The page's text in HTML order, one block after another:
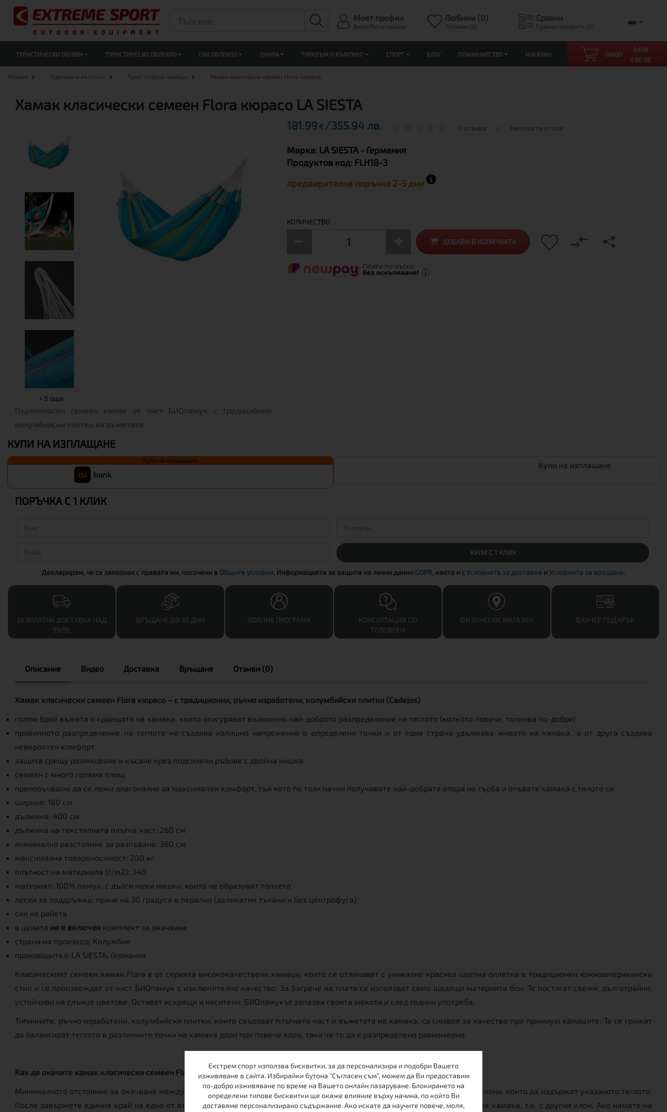
Моят профил
Вход/Регистрация
Любими (0)
Любими (0)
Сравни
Сравни продукти (0)
ТУРИСТИЧЕСКИ ОБУВКИ ТУРИСТИЧЕСКО ОБЛЕКЛО СКИ ОБЛЕКЛО ОЧИЛА ТУРИЗЪМ И КЪМПИНГ СПОРТ БЛОГ ПЛАНИНАРСТВО МАГАЗИН ОБЩО
0.00€
0.00 ЛВ.
Начало Туризъм и къмпинг Туристически хамаци Хамак класически семеен Flora кюрасо
Хамак класически семеен Flora кюрасо LA SIESTA
+ 5 още
Първокласен семеен хамак от чист БИОпамук с традиционни
колумбийски плитки на въжетата
181.99 € 355.94 лв. 0 отзива / Напишете отзив
Марка: LA SIESTA - Германия
Продуктов код: FLH18-3
предварителна поръчка 2-5 дни
КОЛИЧЕСТВО
ДОБАВИ В КОЛИЧКАТА
КУПИ НА ИЗПЛАЩАНЕ
Купи на изплащане Купи на изплащане
ПОРЪЧКА С 1 КЛИК
КУПИ С 1 КЛИК
Декларирам, че се запознах с правата ми, посочени в Общите условия, Информацията за защита на лични данни GDPR, както и сУсловията за доставка иУсловията за връщане.
БЕЗПЛАТНА ДОСТАВКА НАД
99ЛВ.
ВРЪЩАНЕ ДО 30 ДНИ ЛОЯЛНА ПРОГРАМА
КОНСУЛТАЦИЯ ПО
ТЕЛЕФОНА
ФИЗИЧЕСКИ МАГАЗИН ВАУЧЕР ПОДАРЪК
Описание Видео Доставка Връщане Отзиви (0)
Хамак класически семеен Flora кюрасо – с традиционни, ръчно изработени, колумбийски плитки (Cadejos)
голям брой въжета в краищата на хамака, които осигуряват възможно най-доброто разпределение на теглото (колкото повече, толкова по-добре)
правилното разпределение на теглото не създава излишно напрежение в определени точки и от една страна удължава живота на хамака, а от друга създава
невероятен комфорт
защита срещу разнищване и късане чрез подсилени ръбове с двойна нишка
семеен с много голяма площ
препоръчваме да се лежи диагонално за максимален комфорт, тъй като по този начин получавате най-добрата опора на гърба и опъвате хамака с тялото си
ширина: 180 см
дължина: 400 см
дължина на текстилната плътна част: 260 см
минимално разстояние за разпъване: 360 см
максимална товароносимост: 200 кг
плътност на материала (г/м2): 340
материал: 100% памук, с дълги меки нишки, които не образуват топчета
лесен за поддръжка: пране на 30 градуса в пералня (деликатни тъкани и без центрофуга)
син на райета
в цената не е включен комплект за окачване
страна на произход: Колумбия
производител: LA SIESTA, Германия
Класическият семеен хамак Flora е от серията висококачествени хамаци, които се отличават с уникално красива цветна оплетка в традиционен южноамерикански
стил и се произвеждат от чист БИОпамук с изключително качество. За багрене на плата се използват само щадящи материята бои. Те постигат свежи, дълготрайни,
устойчиви на слънце цветове. Остават искрящи и наситени. БИОпамукът запазва своята мекота и след години употреба.
Типичните, ръчно изработени, колумбийски плитки, които свързват плътната част и въжетата на хамака, са символ за качество при примиум хамаците. Те се грижат
да балансират теглото в различните точки на хамака дори при повече хора, така че то да е разпределено равномерно.
Как да окачите хамак класически семеен Flora кюрасо?
Минималното отстояние за окачване между две дървета е 360 см. Първо препоръчваме да намерите достатъчно здрави клони, които да издържат указаното теглото.
После завържете единия край на едно от въжетата за клона, а другия за хамака и повторете това и от другата страна на хамака, т.е. с другия клон. Ако нямате на
Екстрем спорт използва бисквитки, за да персонализира и подобри Вашето
изживяване в сайта. Избирайки бутона “Съгласен съм”, можем да Ви предоставим
по-добро изживяване по време на Вашето онлайн пазаруване. Блокирането на
определени типове бисквитки ще окаже влияние върху начина, по който Ви
доставяме персонализирано съдържание. Ако искате да научите повече, моля,